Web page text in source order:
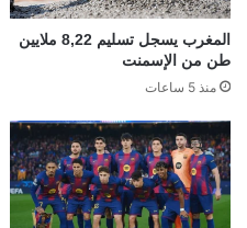
المغرب يسجل تسليم 8,22 ملايين
طن من الإسمنت
منذ 5 ساعات